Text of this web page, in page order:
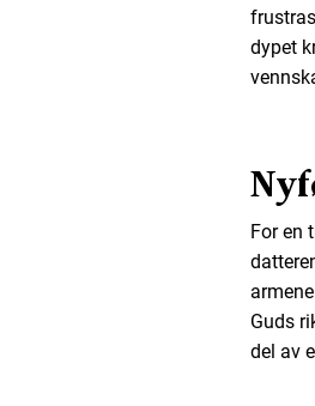
dypet
For en
Guds
del av